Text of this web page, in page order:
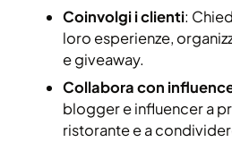
Coinvolgi i clienti:
loro esperienze,
e giveaway.
Collabora con
blogger e influencer a
ristorante e a